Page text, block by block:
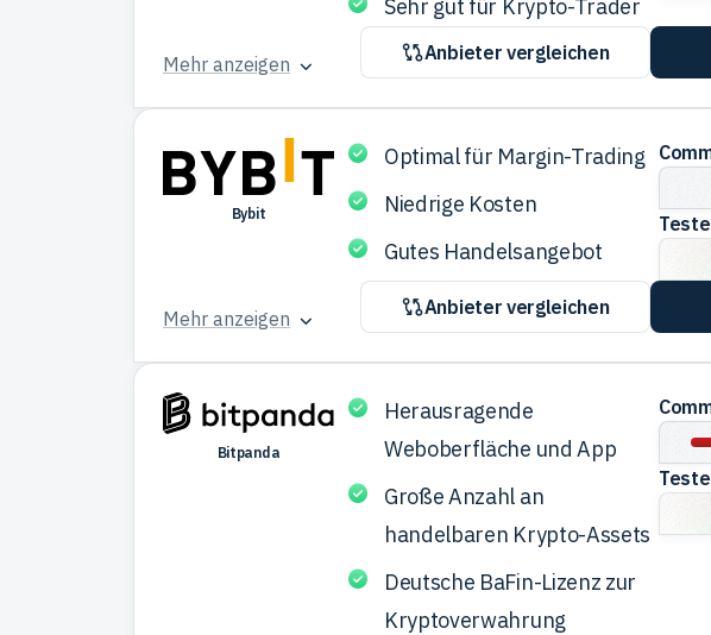
Mehr anzeigen
Sehr gut für Krypto-Trader
Anbieter vergleichen
Bybit
Mehr anzeigen
Optimal für Margin-Trading
Niedrige Kosten
Gutes Handelsangebot
Anbieter vergleichen
Bitpanda
Herausragende
Weboberfläche und App
Große Anzahl an
handelbaren Krypto-Assets
Deutsche BaFin-Lizenz zur
Kryptoverwahrung
der